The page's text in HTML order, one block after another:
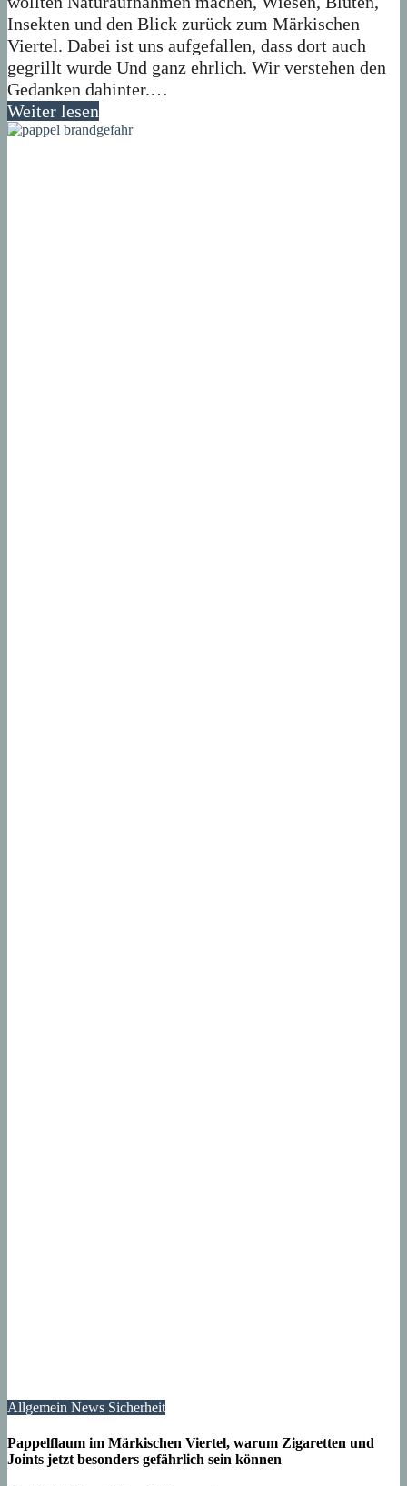
Insekten und den Blick zurück zum Märkischen
Viertel. Dabei ist uns aufgefallen, dass dort auch
gegrillt wurde Und ganz ehrlich. Wir verstehen den
Gedanken dahinter.…
Weiter lesen
Allgemein News Sicherheit
Pappelflaum im Märkischen Viertel, warum Zigaretten und
Joints jetzt besonders gefährlich sein können